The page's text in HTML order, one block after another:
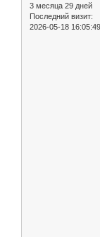
3 месяца 29 дней
Последний визит:
2026-05-18 16:05:49